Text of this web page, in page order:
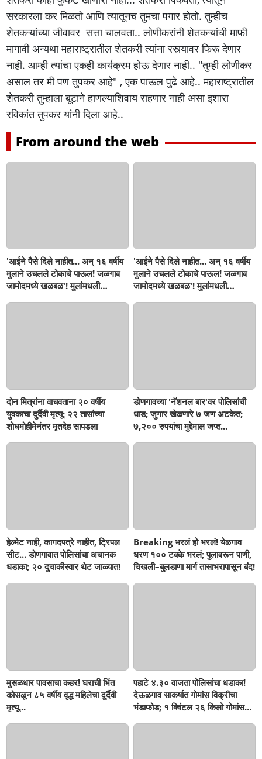
सरकारला कर मिळतो आणि त्यातूनच तुमचा पगार होतो. तुम्हीच
शेतकऱ्यांच्या जीवावर सत्ता चालवता.. लोणीकरांनी शेतकऱ्यांची माफी
मागावी अन्यथा महाराष्ट्रातील शेतकरी त्यांना रस्त्यावर फिरू देणार
नाही. आम्ही त्यांचा एकही कार्यक्रम होऊ देणार नाही.. "तुम्ही लोणीकर
असाल तर मी पण तुपकर आहे" , एक पाऊल पुढे आहे.. महाराष्ट्रातील
शेतकरी तुम्हाला बूटाने हाणल्याशिवाय राहणार नाही असा इशारा
रविकांत तुपकर यांनी दिला आहे..
From around the web
'आईने पैसे दिले नाहीत... अन् १६ वर्षीय
मुलाने उचलले टोकाचे पाऊल! जळगाव
जामोदमध्ये खळबळ'! मुलांमधली
'आईने पैसे दिले नाहीत... अन् १६ वर्षीय
मुलाने उचलले टोकाचे पाऊल! जळगाव
जामोदमध्ये खळबळ'! मुलांमधली
दोन मित्रांना वाचवताना २० वर्षीय
युवकाचा दुर्दैवी मृत्यू; २२ तासांच्या
शोधमोहीमेनंतर मृतदेह सापडला
डोणगावच्या 'नॅशनल बार'वर पोलिसांची
धाड; जुगार खेळणारे ७ जण अटकेत;
७,२०० रुपयांचा मुद्देमाल जप्त...
हेल्मेट नाही, कागदपत्रे नाहीत, ट्रिपल
सीट... डोणगावात पोलिसांचा अचानक
धडाका; २० दुचाकीस्वार थेट जाळ्यात!
Breaking भरलं हो भरलं! येळगाव
धरण १०० टक्के भरलं; पुलावरून पाणी,
चिखली–बुलडाणा मार्ग तासाभरापासून बंद!
मुसळधार पावसाचा कहर! घराची भिंत
कोसळून ८५ वर्षीय वृद्ध महिलेचा दुर्दैवी
मृत्यू...
पहाटे ४.३० वाजता पोलिसांचा धडाका!
देऊळगाव साकर्षात गोमांस विक्रीचा
भंडाफोड; १ क्विंटल २६ किलो गोमांस